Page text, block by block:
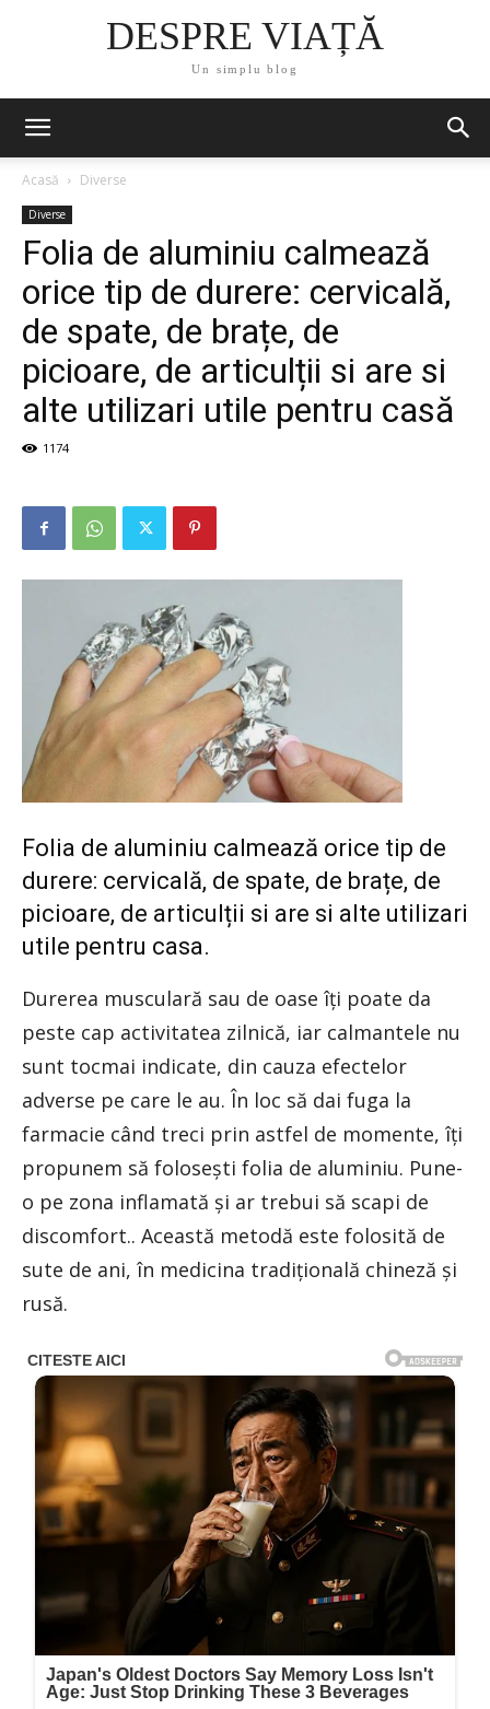
DESPRE VIAȚĂ
Un simplu blog
Acasă Diverse
Diverse
Folia de aluminiu calmează
orice tip de durere: cervicală,
de spate, de brațe, de
picioare, de articulții si are si
alte utilizari utile pentru casă
1174
Folia de aluminiu calmează orice tip de
durere: cervicală, de spate, de brațe, de
picioare, de articulții si are si alte utilizari
utile pentru casa.
Durerea musculară sau de oase îți poate da
peste cap activitatea zilnică, iar calmantele nu
sunt tocmai indicate, din cauza efectelor
adverse pe care le au. În loc să dai fuga la
farmacie când treci prin astfel de momente, îți
propunem să folosești folia de aluminiu. Pune-
o pe zona inflamată și ar trebui să scapi de
discomfort.. Această metodă este folosită de
sute de ani, în medicina tradițională chineză și
rusă.